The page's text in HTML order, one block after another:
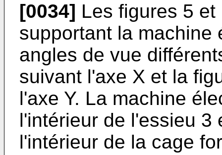
[0034] Les figures 5
supportant la machine
angles de vue
suivant l'axe X et la
l'axe Y. La machine
l'intérieur de l'essieu 3
l'intérieur de la cage